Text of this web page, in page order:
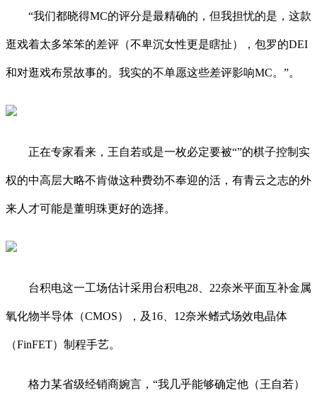
“我们都晓得MC的评分是最精确的，但我担忧的是，这款
逛戏着太多笨笨的差评（不卑沉女性更是瞎扯），包罗的DEI
和对逛戏布景故事的。我实的不单愿这些差评影响MC。”。
正在专家看来，王自若或是一枚必定要被“”的棋子控制实
权的中高层大略不肯做这种费劲不奉迎的活，有青云之志的外
来人才可能是董明珠更好的选择。
台积电这一工场估计采用台积电28、22奈米平面互补金属
氧化物半导体（CMOS），及16、12奈米鳍式场效电晶体
（FinFET）制程手艺。
格力某省级经销商婉言，“我几乎能够确定他（王自若）